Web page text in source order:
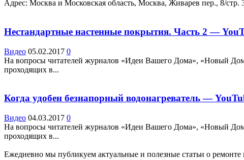
Адрес: Москва и Московская область, Москва, Живарев пер., 8/стр.
Нестандартные настенные покрытия. Часть 2 —
Видео 05.02.2017 0
На вопросы читателей журналов «Идеи Вашего Дома», «Новый
проходящих в...
Когда удобен безнапорный водонагреватель —
Видео 04.03.2017 0
На вопросы читателей журналов «Идеи Вашего Дома», «Новый
проходящих в...
Ежедневно мы публикуем актуальные и полезные статьи о